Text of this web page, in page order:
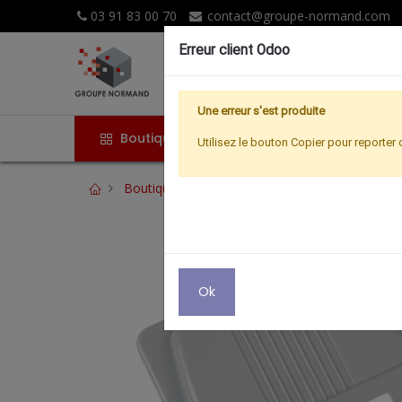
03 91 83 00 70 contact@groupe-normand.com
Boutique Accueil
Boutique
Erreur client Odoo
Une erreur s'est produite
Utilisez le bouton Copier pour reporter
Ok